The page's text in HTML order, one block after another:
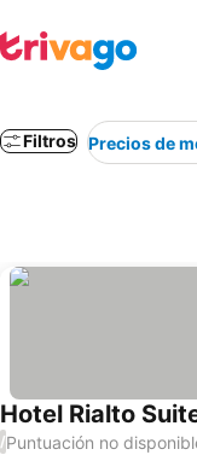
Filtros Precios de
Hotel Rialto
/Puntuación no